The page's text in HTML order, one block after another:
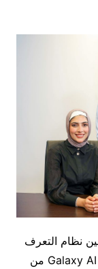
نظام التعرف
التلقائي على الكلام (ASR)، وبالتالي تمكين Galaxy AI من